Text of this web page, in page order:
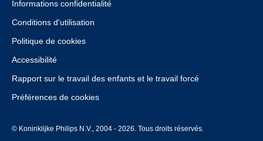
Informations confidentialité
Conditions d'utilisation
Politique de cookies
Accessibilité
Rapport sur le travail des enfants et le travail forcé
Préférences de cookies
© Koninklijke Philips N.V., 2004 - 2026. Tous droits réservés.